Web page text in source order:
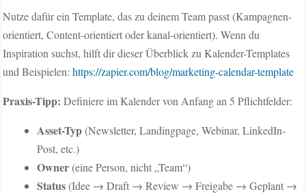
Nutze dafür ein Template, das zu deinem Team passt (Kampagnen-
orientiert, Content-orientiert oder kanal-orientiert). Wenn du
Inspiration suchst, hilft dir dieser Überblick zu Kalender-Templates
und Beispielen:https://zapier.com/blog/marketing-calendar-template
Praxis-Tipp: Definiere im Kalender von Anfang an 5 Pflichtfelder:
Asset-Typ(Newsletter, Landingpage, Webinar, LinkedIn-
Post, etc.)
Owner(eine Person, nicht „Team“)
Status(Idee → Draft → Review → Freigabe → Geplant →